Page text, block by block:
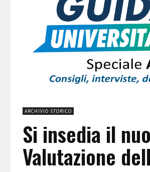
ARCHIVIO STORICO
Si insedia il
Valutazione